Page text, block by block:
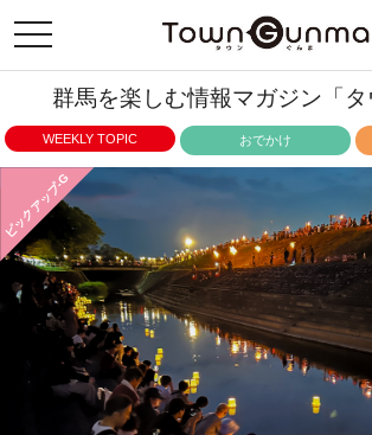
toggle
navigation
群馬を楽しむ情報マガジン「タ
WEEKLY TOPIC おでかけ
ピックアップ-G